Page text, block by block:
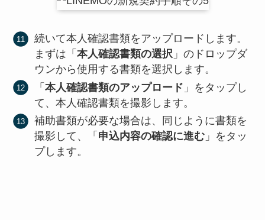
続いて本人確認書類をアップロードします。
まずは「本人確認書類の選択 」のドロップダ
ウンから使用する書類を選択します。
「本人確認書類のアップロード 」をタップし
て、本人確認書類を撮影します。
補助書類が必要な場合は、同じように書類を
撮影して、「 申込内容の確認に進む 」をタッ
プします。